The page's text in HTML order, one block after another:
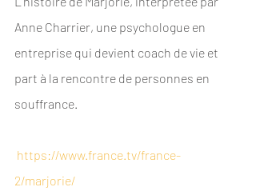
Anne Charrier, une psychologue en
entreprise qui devient coach de vie et
part à la rencontre de personnes en
souffrance.
https://www.france.tv/france-
2/marjorie/